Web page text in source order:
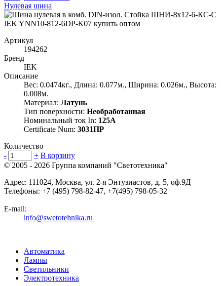
Нулевая шина
Артикул
194262
Бренд
IEK
Описание
Вес: 0.0474кг., Длина: 0.077м., Ширина: 0.026м., Высота:
0.008м.
Материал: Латунь
Тип поверхности: Необработанная
Номинальный ток In: 125А
Certificate Num: 3031ПР
Количество
-
+ В корзину
© 2005 - 2026 Группа компаний "Светотехника"
Адрес: 111024, Москва, ул. 2-я Энтузиастов, д. 5, оф.9Д
Телефоны: +7 (495) 798-82-47, +7(495) 798-05-32
E-mail:
info@swetotehnika.ru
Автоматика
Лампы
Светильники
Электротехника